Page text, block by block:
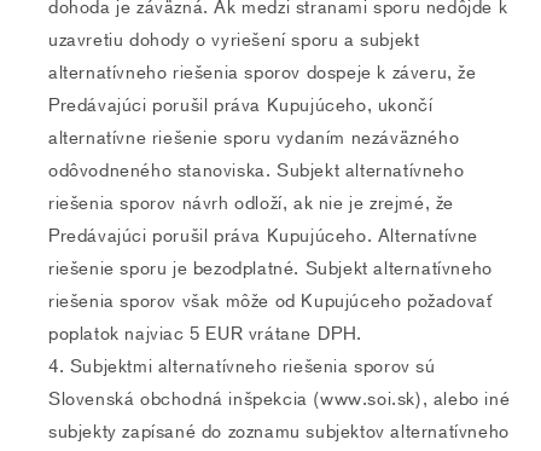
dohoda je záväzná. Ak medzi stranami sporu nedôjde k
uzavretiu dohody o vyriešení sporu a subjekt
alternatívneho riešenia sporov dospeje k záveru, že
Predávajúci porušil práva Kupujúceho, ukončí
alternatívne riešenie sporu vydaním nezáväzného
odôvodneného stanoviska. Subjekt alternatívneho
riešenia sporov návrh odloží, ak nie je zrejmé, že
Predávajúci porušil práva Kupujúceho. Alternatívne
riešenie sporu je bezodplatné. Subjekt alternatívneho
riešenia sporov však môže od Kupujúceho požadovať
poplatok najviac 5 EUR vrátane DPH.
Subjektmi alternatívneho riešenia sporov sú
Slovenská obchodná inšpekcia (www.soi.sk), alebo iné
subjekty zapísané do zoznamu subjektov alternatívneho